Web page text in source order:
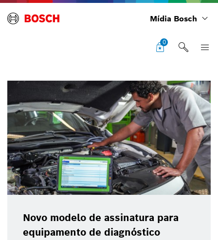
Mídia Bosch
0
Novo modelo de assinatura para
equipamento de diagnóstico